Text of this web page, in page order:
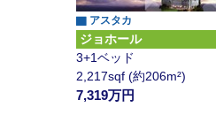
▇ アスタカ
ジョホール
3+1ベッド
2,217sqf (約206m²)
7,319万円